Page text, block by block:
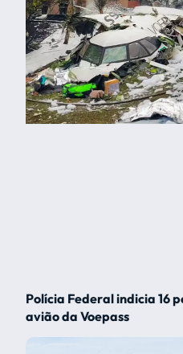
Polícia Federal indicia 16
avião da Voepass